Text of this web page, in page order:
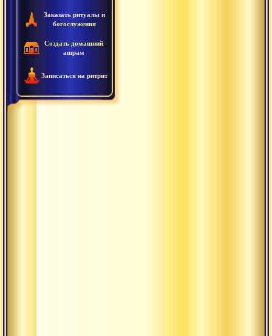
Заказать ритуалы и
богослужения
Создать домашний
ашрам
Записаться на ритрит